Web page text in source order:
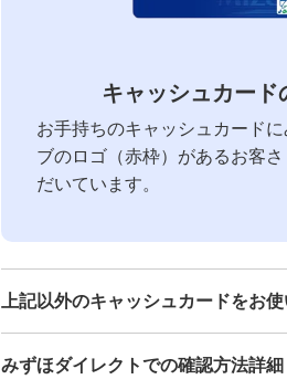
キャッシュカード
お手持ちのキャッシュカード
ブのロゴ（赤枠）があるお客
だいています。
上記以外のキャッシュカードをお
みずほダイレクトでの確認方法詳細